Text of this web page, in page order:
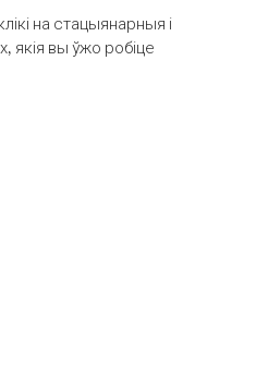
на стацыянарныя і
якія вы ўжо робіце